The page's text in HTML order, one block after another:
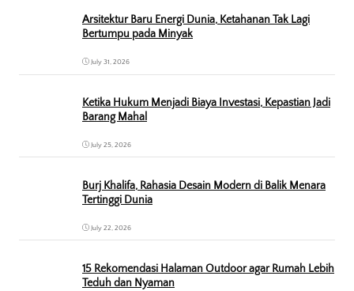
Arsitektur Baru Energi Dunia, Ketahanan Tak Lagi
Bertumpu pada Minyak
July 31, 2026
Ketika Hukum Menjadi Biaya Investasi, Kepastian Jadi
Barang Mahal
July 25, 2026
Burj Khalifa, Rahasia Desain Modern di Balik Menara
Tertinggi Dunia
July 22, 2026
15 Rekomendasi Halaman Outdoor agar Rumah Lebih
Teduh dan Nyaman